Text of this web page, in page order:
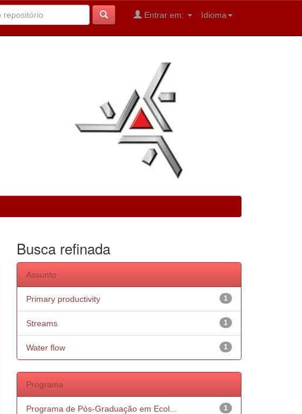
Idioma
Entrar em:
Busca refinada
Assunto
1
Primary productivity
1
Streams
1
Water flow
Programa
1
Programa de Pós-Graduação em Ecol...